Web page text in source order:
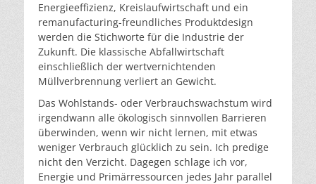
Energieeffizienz, Kreislaufwirtschaft und ein
remanufacturing-freundliches Produktdesign
werden die Stichworte für die Industrie der
Zukunft. Die klassische Abfallwirtschaft
einschließlich der wertvernichtenden
Müllverbrennung verliert an Gewicht.
Das Wohlstands- oder Verbrauchswachstum wird
irgendwann alle ökologisch sinnvollen Barrieren
überwinden, wenn wir nicht lernen, mit etwas
weniger Verbrauch glücklich zu sein. Ich predige
nicht den Verzicht. Dagegen schlage ich vor,
Energie und Primärressourcen jedes Jahr parallel